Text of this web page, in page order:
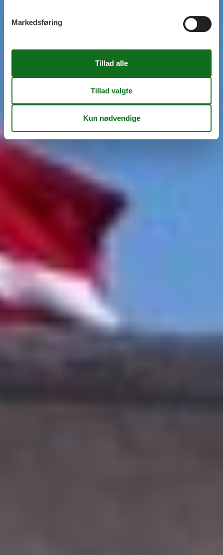
Markedsføring